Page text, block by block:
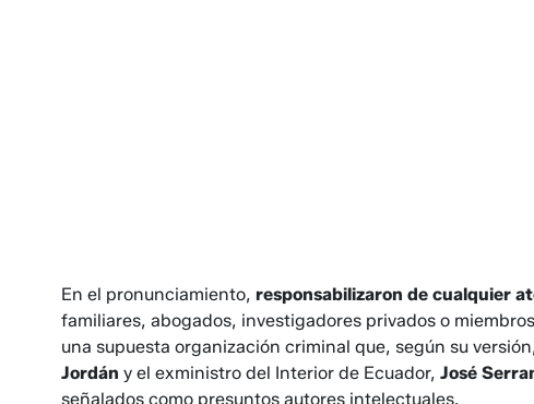
En el pronunciamiento, responsabilizaron de cualquier
familiares, abogados, investigadores privados o
una supuesta organización criminal que, según su
Jordán y el exministro del Interior de Ecuador, José
señalados como presuntos autores intelectuales.